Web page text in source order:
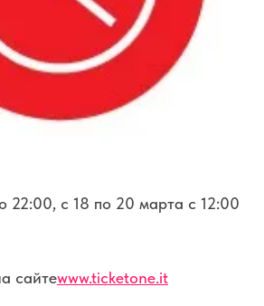
22:00, с 18 по 20 марта с 12:00
сайтеwww.ticketone.it